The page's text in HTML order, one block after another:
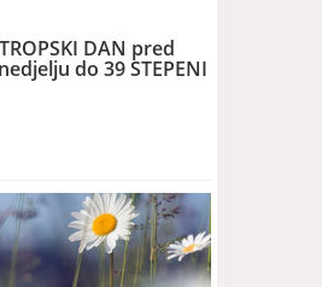
DAN pred
do 39 STEPENI